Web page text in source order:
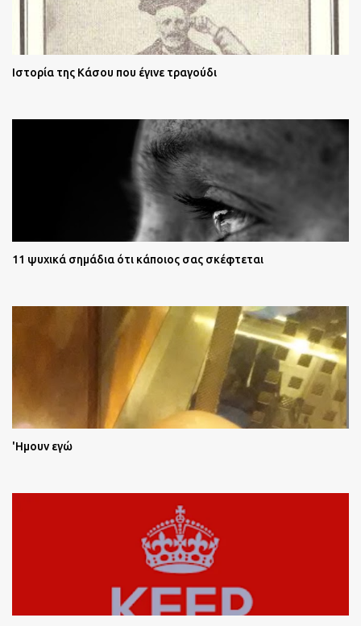
Ιστορία της Κάσου που έγινε τραγούδι
11 ψυχικά σημάδια ότι κάποιος σας σκέφτεται
'Ημουν εγώ